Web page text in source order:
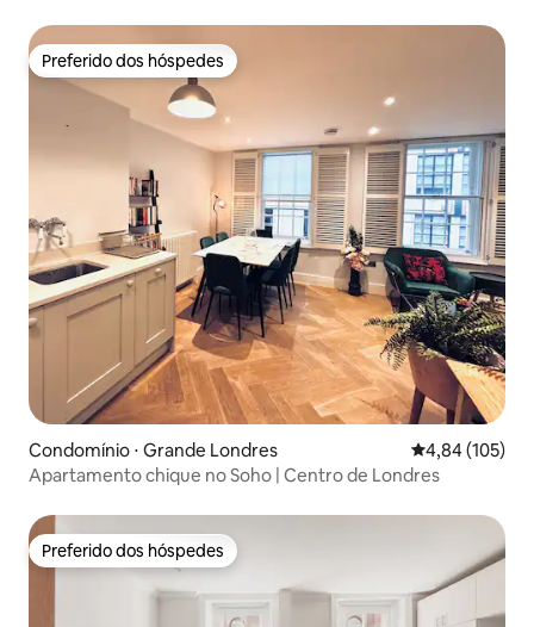
Preferido dos hóspedes
Preferido dos hóspedes
Condomínio ⋅ Grande Londres 4,84 de uma
4,84 (105)
Apartamento chique no Soho | Centro de Londres
Preferido dos hóspedes
Preferido dos hóspedes